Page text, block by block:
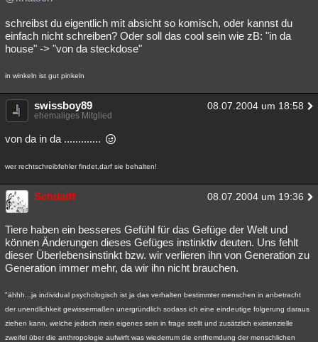
schreibst du eigentlich mit absicht so komisch, oder kannst du
einfach nicht schreiben? Oder soll das cool sein wie zB: "in da
house" -> "von da steckdose"
in winkeln ist gut pinkeln
swissboy89 08.07.2004 um 18:58
ehemaliges Mitglied
von da in da .............
wer rechtschreibfehler findet,darf sie behalten!
Schdaiff 08.07.2004 um 19:36
Tiere haben ein besseres Gefühl für das Gefüge der Welt und
können Änderungen dieses Gefüges instinktiv deuten. Uns fehlt
dieser Überlebensinstinkt bzw. wir verlieren ihn von Generation zu
Generation immer mehr, da wir ihn nicht brauchen.
"ähhh...ja individual psychologisch ist ja das verhalten bestimmter menschen in anbetracht
der unendlichkeit gewissermaßen unergründlich sodass ich eine eindeutige folgerung daraus
ziehen kann, welche jedoch mein eigenes sein in frage stellt und zusätzlich existenzielle
zweifel über die anthropologie aufwirft was wiederrum die entfremdung der menschlichen